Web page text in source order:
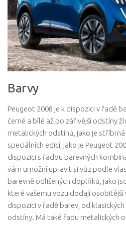
Barvy
Peugeot 2008 je k dispozici v řadě
černé a bílé až po zářivější odstíny
metalických odstínů, jako je
speciálních edicí, jako je Peugeot
dispozici s řadou barevných
vám umožní upravit si vůz podle
barevně odlišených doplňků, jako
které vašemu vozu dodají osobitější
dispozici v řadě barev, od
odstíny. Má také řadu metalických